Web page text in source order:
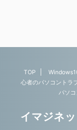
TOP
心者のパソコントラ
パソ
イマジネ
Copyright© イマ